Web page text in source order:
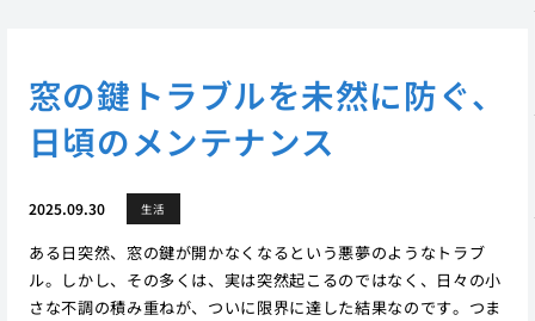
窓の鍵トラブルを未然に防ぐ、
日頃のメンテナンス
2025.09.30 生活
ある日突然、窓の鍵が開かなくなるという悪夢のようなトラブ
ル。しかし、その多くは、実は突然起こるのではなく、日々の小
さな不調の積み重ねが、ついに限界に達した結果なのです。つま